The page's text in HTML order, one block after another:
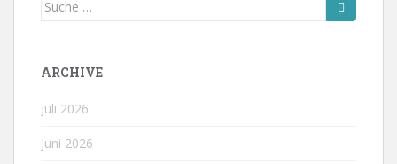
ARCHIVE
Juli 2026
Juni 2026